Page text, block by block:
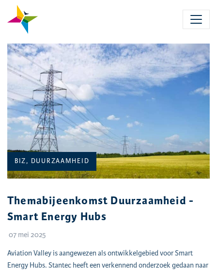
content
CATEGORIEËN:
BIZ, DUURZAAMHEID
Themabijeenkomst Duurzaamheid -
Smart Energy Hubs
07 mei 2025
Aviation Valley is aangewezen als ontwikkelgebied voor Smart
Energy Hubs. Stantec heeft een verkennend onderzoek gedaan naar